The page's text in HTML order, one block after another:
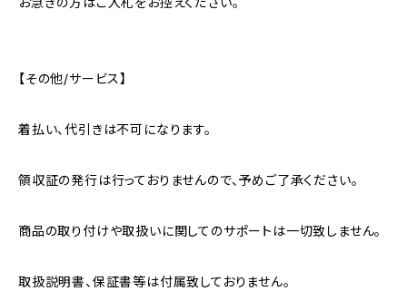
【その他/サービス】
着払い、代引きは不可になります。
領収証の発行は行っておりませんので、予めご了承ください。
商品の取り付けや取扱いに関してのサポートは一切致しません。
取扱説明書、保証書等は付属致しておりません。